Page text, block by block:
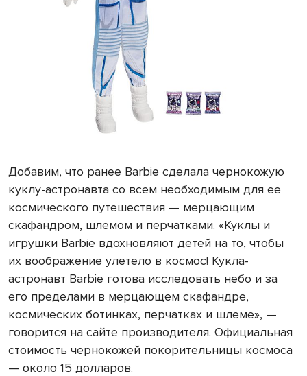
Добавим, что ранее Barbie сделала чернокожую
куклу-астронавта со всем необходимым для ее
космического путешествия — мерцающим
скафандром, шлемом и перчатками. «​Куклы и
игрушки Barbie вдохновляют детей на то, чтобы
их воображение улетело в космос! ​Кукла-
астронавт Barbie готова исследовать небо и за
его пределами в мерцающем скафандре,
космических ботинках, перчатках и шлеме», —
говорится на сайте производителя. Официальная
стоимость чернокожей покорительницы космоса
— около 15 долларов.